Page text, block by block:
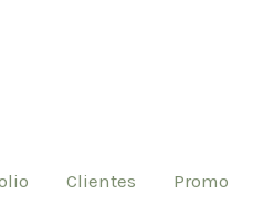
Clientes Promo